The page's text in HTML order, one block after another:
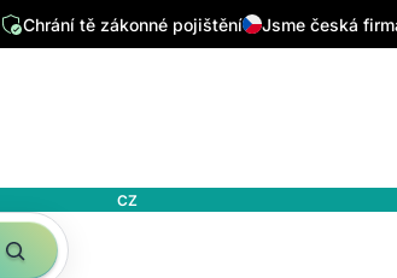
Chrání tě zákonné pojištění Jsme česká
CZ